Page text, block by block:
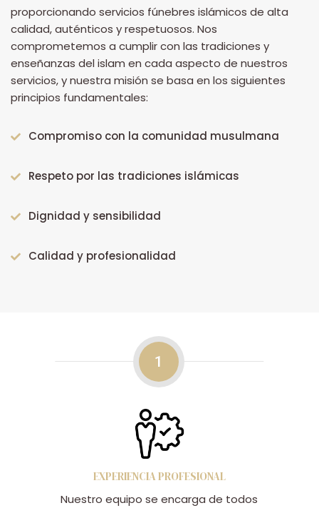
proporcionando servicios fúnebres islámicos de alta
calidad, auténticos y respetuosos. Nos
comprometemos a cumplir con las tradiciones y
enseñanzas del islam en cada aspecto de nuestros
servicios, y nuestra misión se basa en los siguientes
principios fundamentales:
Compromiso con la comunidad musulmana
Respeto por las tradiciones islámicas
Dignidad y sensibilidad
Calidad y profesionalidad
1
EXPERIENCIA PROFESIONAL
Nuestro equipo se encarga de todos